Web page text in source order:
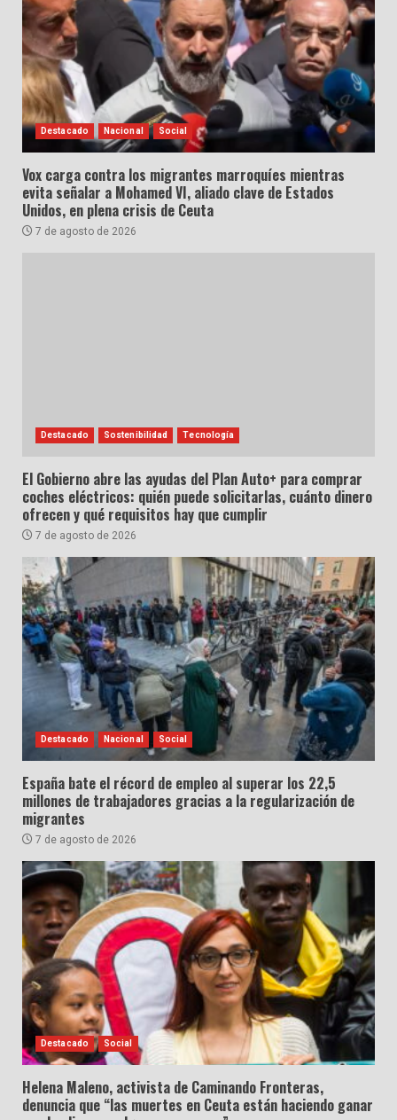
Destacado Nacional Social
Vox carga contra los migrantes marroquíes mientras
evita señalar a Mohamed VI, aliado clave de Estados
Unidos, en plena crisis de Ceuta
7 de agosto de 2026
Destacado Sostenibilidad Tecnología
El Gobierno abre las ayudas del Plan Auto+ para comprar
coches eléctricos: quién puede solicitarlas, cuánto dinero
ofrecen y qué requisitos hay que cumplir
7 de agosto de 2026
Destacado Nacional Social
España bate el récord de empleo al superar los 22,5
millones de trabajadores gracias a la regularización de
migrantes
7 de agosto de 2026
Destacado Social
Helena Maleno, activista de Caminando Fronteras,
denuncia que “las muertes en Ceuta están haciendo ganar